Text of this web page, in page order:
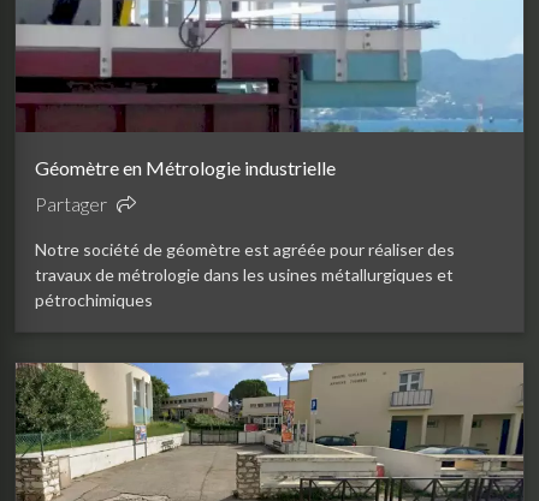
Géomètre en Métrologie industrielle
Partager
Notre société de géomètre est agréée pour réaliser des
travaux de métrologie dans les usines métallurgiques et
pétrochimiques